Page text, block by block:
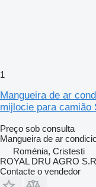
1
Mangueira de ar
mijlocie para camião
Preço sob consulta
Mangueira de ar
Roménia, Cristesti
ROYAL DRU AGRO
Contacte o vendedor